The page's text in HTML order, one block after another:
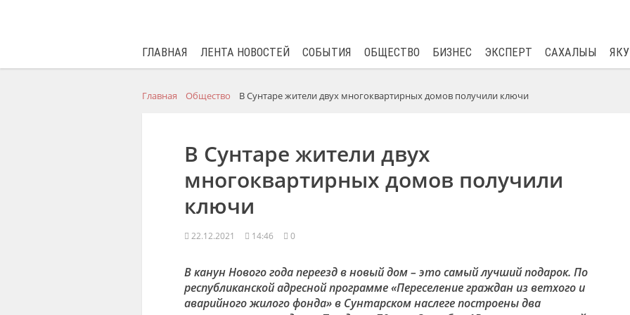
ГЛАВНАЯ ЛЕНТА НОВОСТЕЙ СОБЫТИЯ ОБЩЕСТВО БИЗНЕС ЭКСПЕРТ САХАЛЫЫ
Главная Общество В Сунтаре жители двух многоквартирных домов получили ключи
В Сунтаре жители двух
многоквартирных домов получили
ключи
22.12.2021 14:46 0
В канун Нового года переезд в новый дом – это самый лучший подарок. По
республиканской адресной программе «Переселение граждан из ветхого и
аварийного жилого фонда» в Сунтарском наслеге построены два